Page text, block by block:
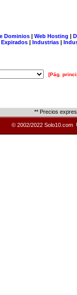
Dominios| Web Hosting |
| Industrias |
[Pág.
** Precios
© 2002/2022 Solo10.com